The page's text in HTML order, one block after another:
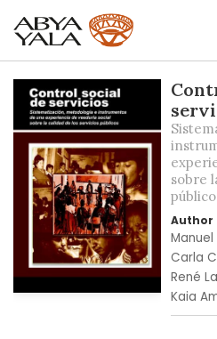
Skip
the
end
the
images
gallery
sobre
Author
Manuel
Carla
René
Kaia